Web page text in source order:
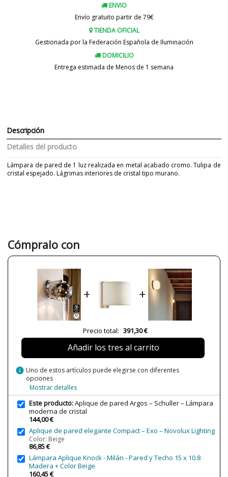
ENVIO
Envío gratuito partir de 79€
TIENDA OFICIAL
Gestionada por la Federación Española de Iluminación
DOMICILIO
Entrega estimada de Menos de 1 semana
Descripción
Detalles del producto
Lámpara de pared de 1 luz realizada en metal acabado cromo. Tulipa de
cristal espejado. Lágrimas interiores de cristal tipo murano.
Color
Ancho (cm)
Peso Neto (KG)
1.3 kg
Plazo de Envío
Menos de 1 semana
Alimentación
220/240V
G9
Lumens (LED)
550 lm
Potencia en Vatios
Bombilla Incluida?
Sí
Clase
Tipo de Lámpara
Etiqueta Energética
Cómpralo con
+ +
Precio total: 391,30 €
Añadir los tres al carrito
info Uno de estos artículos puede elegirse con diferentes
opciones
Mostrar detalles
Este producto:Aplique de pared Argos – Schuller – Lámpara
moderna de cristal
144,00 €
Aplique de pared elegante Compact – Exo – Novolux Lighting
Color: Beige
86,85 €
Lámpara Aplique Knock - Milán - Pared y Techo 15 x 10.8
Madera + Color Beige
160,45 €